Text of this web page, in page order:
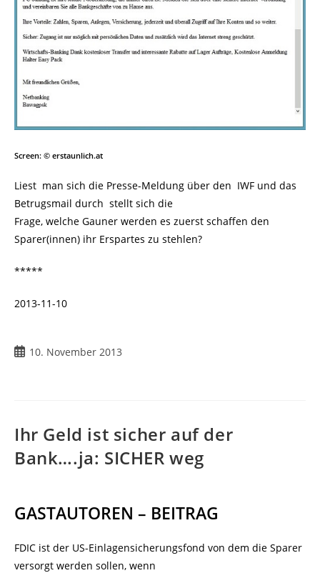
Screen: © erstaunlich.at
Liest man sich die Presse-Meldung über den IWF und das
Betrugsmail durch stellt sich die
Frage, welche Gauner werden es zuerst schaffen den
Sparer(innen) ihr Erspartes zu stehlen?
*****
2013-11-10
10. November 2013
Ihr Geld ist sicher auf der
Bank….ja: SICHER weg
GASTAUTOREN – BEITRAG
FDIC ist der US-Einlagensicherungsfond von dem die Sparer
versorgt werden sollen, wenn